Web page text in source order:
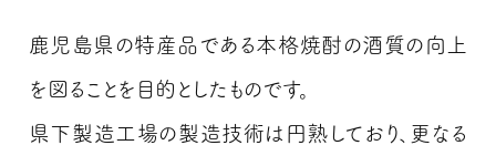
鹿児島県の特産品である本格焼酎の酒質の向上
を図ることを目的としたものです。
県下製造工場の製造技術は円熟しており、更なる